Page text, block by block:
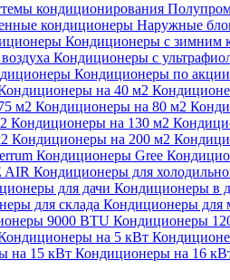
кондиционирования
кондиционеры Наружные
Кондиционеры с зимним
Кондиционеры с
Кондиционеры по акции
на 40 м2
м2 Кондиционеры на 80 м2
Кондиционеры на 130 м2
Кондиционеры на 200 м2
Кондиционеры Gree
AIR Кондиционеры для
для дачи Кондиционеры в
для склада Кондиционеры для
9000 BTU Кондиционеры
на 5 кВт
на 15 кВт Кондиционеры на 16